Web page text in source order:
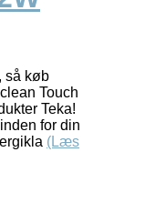
så køb
Touch
Teka!
for din
(Læs